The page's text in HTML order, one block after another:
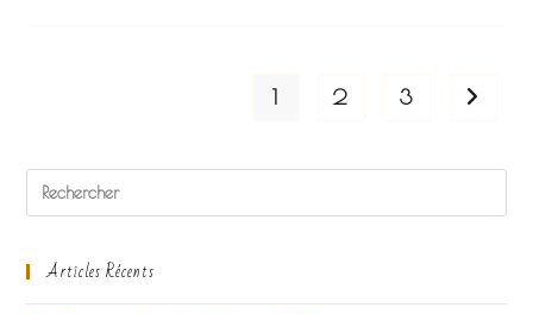
1 2 3 Aller à
Articles Récents